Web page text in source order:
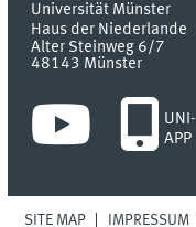
Universität Münster
Haus der Niederlande
Alter Steinweg 6/7
48143 Münster
UNI-
APP
SITE MAP IMPRESSUM